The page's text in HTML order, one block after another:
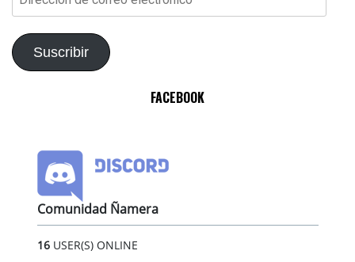
de
electrónico
Suscribir
FACEBOOK
Comunidad Ñamera
16USER(S) ONLINE